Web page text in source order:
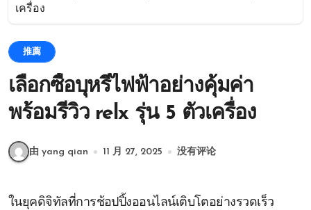
เครื่อง
推薦
เลือกซื้อบุหรี่ไฟฟ้าอย่างคุ้มค่า
พร้อมรีวิว relx รุ่น 5 ตัวเครื่อง
由 yang qian 11 月 27, 2025 没有评论
ในยุคดิจิทัลที่การช้อปปิ้งออนไลน์เติบโตอย่างรวดเร็ว